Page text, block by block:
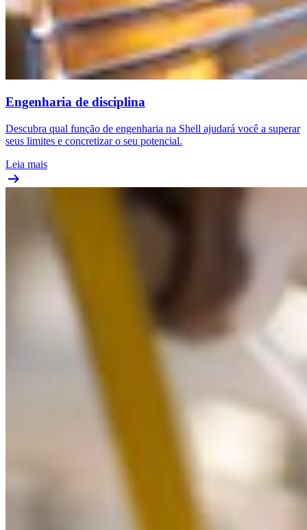
Engenharia de disciplina
Descubra qual função de engenharia na Shell ajudará você a superar
seus limites e concretizar o seu potencial.
Leia mais